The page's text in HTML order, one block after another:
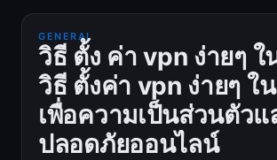
GENERAL
วิธี ตั้ง ค่า vpn ง่ายๆ
วิธี ตั้งค่า vpn ง่ายๆ ใ
เพื่อความเป็นส่วนตัว
ปลอดภัยออนไลน์